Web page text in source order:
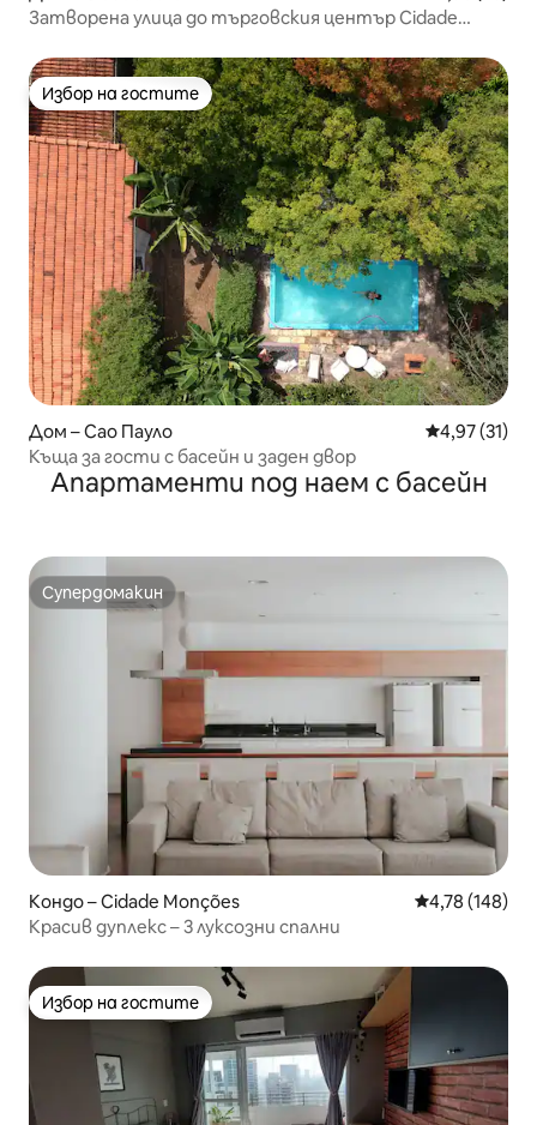
Затворена улица до търговския център Cidade
Избор на гостите
Избор на гостите
Дом – Сао Пауло Средна
4,97 (31)
Къща за гости с басейн и заден двор
Апартаменти под наем с басейн
Супердомакин
Супердомакин
Кондо – Cidade Monções Средна
4,78 (148)
Красив дуплекс – 3 луксозни спални
Избор на гостите
Избор на гостите